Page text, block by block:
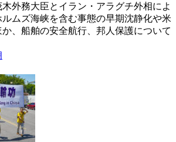
外務大臣とイラン・アラグチ外相によ
ムズ海峡を含む事態の早期沈静化や米
、船舶の安全航行、邦人保護について